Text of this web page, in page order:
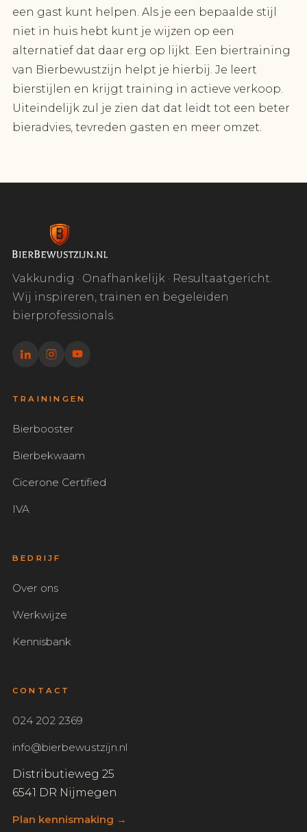
een gast kunt helpen. Als je een bepaalde stijl
niet in huis hebt kunt je wijzen op een
alternatief dat daar erg op lijkt. Een biertraining
van Bierbewustzijn helpt je hierbij. Je leert
bierstijlen en krijgt training in actieve verkoop.
Uiteindelijk zul je zien dat dat leidt tot een beter
bieradvies, tevreden gasten en meer omzet.
Vakkundig · Onafhankelijk · Resultaatgericht.
Wij inspireren, trainen en begeleiden
bierprofessionals.
TRAININGEN
Bierbooster
Bierbekwaam
Cicerone Certified
IVA
BEDRIJF
Over ons
Werkwijze
Kennisbank
CONTACT
024 202 2369
info@bierbewustzijn.nl
Distributieweg 25
6541 DR Nijmegen
Plan kennismaking →